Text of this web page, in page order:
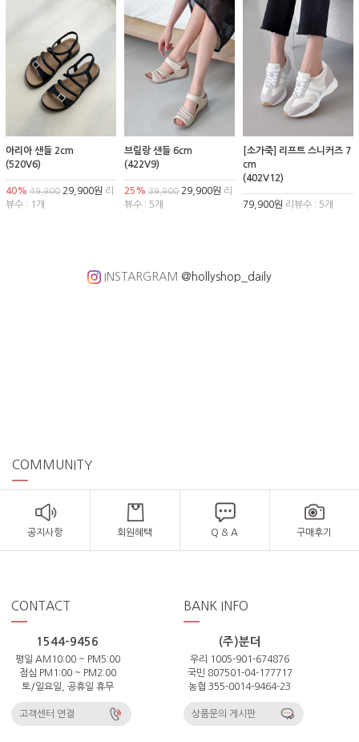
아리아 샌들 2cm
(520V6)
40% 49,900 29,900원 리
뷰수 : 1개
브릴랑 샌들 6cm
(422V9)
25% 39,90029,900원 리
뷰수 : 5개
[소가죽] 리프트 스니커즈 7
cm
(402V12)
79,900원 리뷰수 : 5개
INSTARGRAM @hollyshop_daily
COMMUNITY
공지사항 회원혜택 Q & A 구매후기
CONTACT
1544-9456
평일 AM10:00 ~ PM5:00
점심 PM1:00 ~ PM2:00
토/일요일, 공휴일 휴무
고객센터 연결
BANK INFO
(주)분더
우리 1005-901-674876
국민 807501-04-177717
농협 355-0014-9464-23
상품문의 게시판